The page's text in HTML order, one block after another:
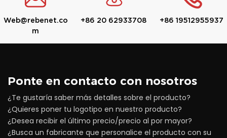
Web@rebenet.co
m
+86 20 62933708 +86 19512955937
Ponte en contacto con nosotros
¿Te gustaría saber más detalles sobre el producto?
¿Quieres poner tu logotipo en nuestro producto?
¿Desea recibir el último precio/precio al por mayor?
¿Busca un fabricante que personalice el producto con su